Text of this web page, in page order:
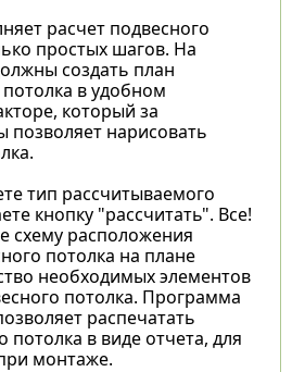
расчет подвесного
простых шагов. На
создать план
в удобном
который за
позволяет нарисовать
тип рассчитываемого
кнопку "рассчитать". Все!
схему расположения
потолка на плане
необходимых элементов
потолка. Программа
распечатать
потолка в виде отчета, для
монтаже.